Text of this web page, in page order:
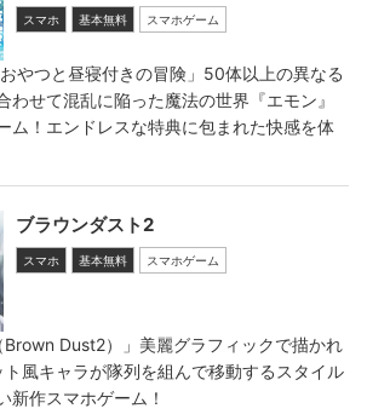
スマホ 基本無料 スマホゲーム
やつと昼寝付きの冒険」50体以上の異なる
わせて混乱に陥った魔法の世界『エモン』
ム！エンドレスな特典に包まれた快感を体
ブラウンダスト2
スマホ 基本無料 スマホゲーム
Brown Dust2）」美麗グラフィックで描かれ
風キャラが隊列を組んで移動するスタイル
新作スマホゲーム！